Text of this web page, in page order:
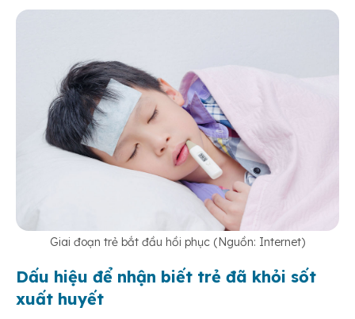
Giai đoạn trẻ bắt đầu hồi phục (Nguồn: Internet)
Dấu hiệu để nhận biết trẻ đã khỏi sốt
xuất huyết